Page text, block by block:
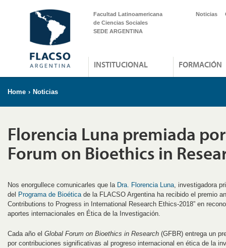
Facultad Latinoamericana
de Ciencias Sociales
SEDE ARGENTINA
Noticias
INSTITUCIONAL FORMACIÓN
Home › Noticias
Florencia Luna premiada
Forum on Bioethics in
Nos enorgullece comunicarles que la Dra. Florencia Luna, investigadora
del Programa de Bioéticade la FLACSO Argentina ha recibido el premio
Contributions to Progress in International Research Ethics-2018” en
aportes internacionales en Ética de la Investigación.
Cada año el Global Forum on Bioethics in Research (GFBR) entrega un
por contribuciones significativas al progreso internacional en ética de la